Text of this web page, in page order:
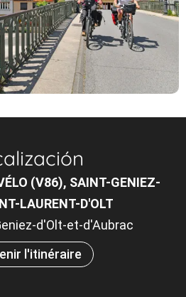
(V86), SAINT-GENIEZ-
LAURENT-D'OLT
d'Olt-et-d'Aubrac
l'itinéraire